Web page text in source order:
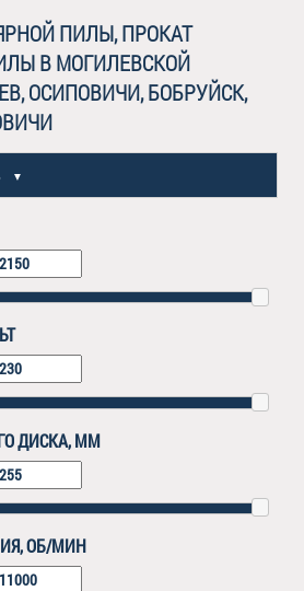
ПИЛЫ, ПРОКАТ
В МОГИЛЕВСКОЙ
ОСИПОВИЧИ, БОБРУЙСК,
▼
ДИСКА, ММ
ОБ/МИН